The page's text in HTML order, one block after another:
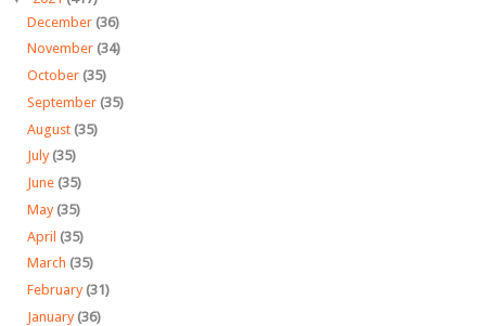
December (36)
November (34)
October (35)
September (35)
August (35)
July (35)
June (35)
May (35)
April (35)
March (35)
February (31)
January (36)